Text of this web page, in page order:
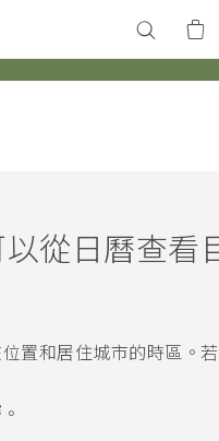
從 日曆查看
置和居住城市的時區。
。